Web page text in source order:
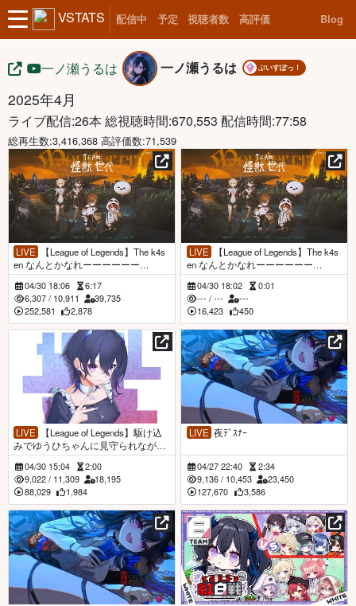
VSTATS 配信中 予定 視聴者数 高評価 Blog
一ノ瀬うるは 一ノ瀬うるは ぶいすぽっ！
2025年4月
ライブ配信:26本 総視聴時間:670,553 配信時間:77:58
総再生数:3,416,368 高評価数:71,539
LIVE
en なんとかなれーーーーーー
ー！！！！！！視点【ぶいすぽ/一ノ
瀬うるは】
04/30 18:06
6:17
6,307/ 10,911
39,735
252,581
2,878
LIVE
en なんとかなれーーーーーー
ー！！！！！！視点【ぶいすぽ/一ノ
瀬うるは】
04/30 18:02
0:01
--- /---
---
16,423
450
LIVE
みでゆうひちゃんに見守られながら
森なう。【ぶいすぽ/一ノ瀬うるは】
04/30 15:04
2:00
9,022/ 11,309
18,195
88,029
1,984
LIVE 夜ﾃﾞｽﾅｰ
04/27 22:40
2:34
9,136 / 10,453
23,450
127,670
3,586